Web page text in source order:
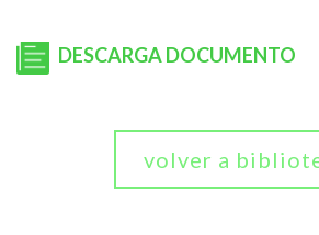
DESCARGA DOCUMENTO
volver a